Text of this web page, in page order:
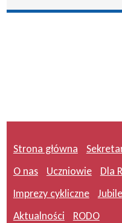
Strona główna
O nas
Uczniowie
Dla
Imprezy cykliczne
Aktualności
RODO